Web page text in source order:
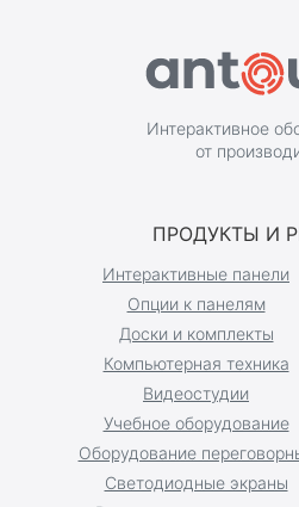
Интерактивное
от
ПРОДУКТЫ И
Интерактивные панели
Доски и комплекты
Оборудование
Учебное оборудование
Светодиодные экраны
Опции к панелям
Компьютерная техника
Видеостудии